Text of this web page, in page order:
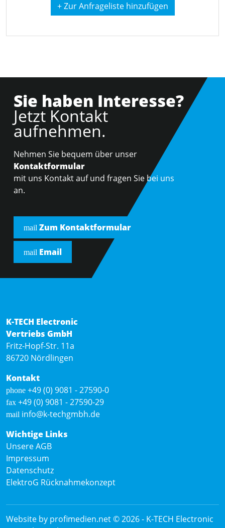
+ Zur Anfrageliste hinzufügen
Sie haben Interesse?
Jetzt Kontakt
aufnehmen.
Nehmen Sie bequem über unser
Kontaktformular
mit uns Kontakt auf und fragen Sie bei uns
an.
mail Zum Kontaktformular
mail Email
K-TECH Electronic
Vertriebs GmbH
Fritz-Hopf-Str. 11a
86720 Nördlingen
Kontakt
phone +49 (0) 9081 - 27590-0
fax +49 (0) 9081 - 27590-29
mail info@k-techgmbh.de
Wichtige Links
Unsere AGB
Impressum
Datenschutz
ElektroG Rücknahmekonzept
Website by profimedien.net© 2026 - K-TECH Electronic